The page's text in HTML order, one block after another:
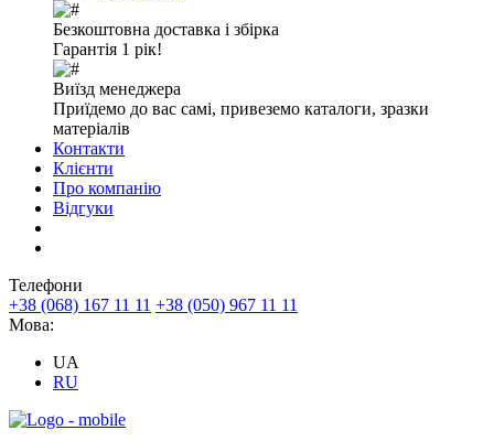
Безкоштовна доставка і збірка
Гарантія 1 рік!
Виїзд менеджера
Приїдемо до вас самі, привеземо каталоги, зразки
матеріалів
Контакти
Клієнти
Про компанію
Відгуки
Телефони
+38 (068) 167 11 11 +38 (050) 967 11 11
Мова:
UA
RU